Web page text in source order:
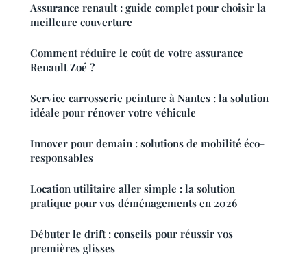
Assurance renault : guide complet pour choisir la
meilleure couverture
Comment réduire le coût de votre assurance
Renault Zoé ?
Service carrosserie peinture à Nantes : la solution
idéale pour rénover votre véhicule
Innover pour demain : solutions de mobilité éco-
responsables
Location utilitaire aller simple : la solution
pratique pour vos déménagements en 2026
Débuter le drift : conseils pour réussir vos
premières glisses